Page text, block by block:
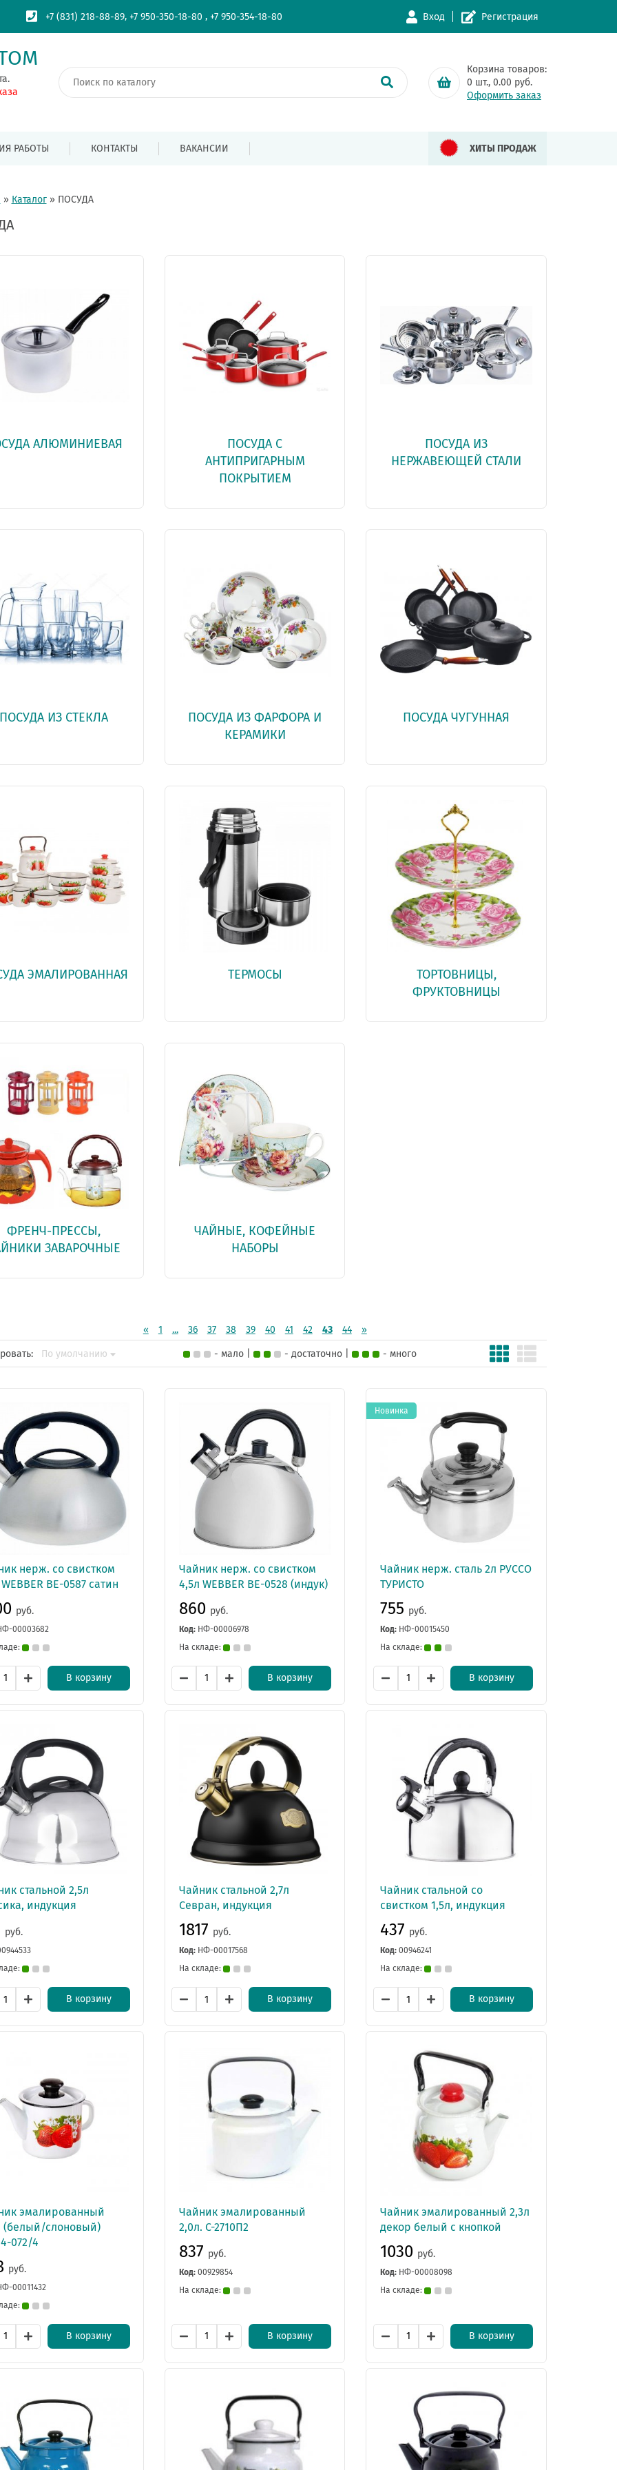
+7 (831) 218-88-89,+7 950-350-18-80 ,+7 950-354-18-80 Вход Регистрация
Корзина товаров:
0 шт., 0.00 руб.
Оформить заказ
РАБОТЫ КОНТАКТЫ ВАКАНСИИ ХИТЫ ПРОДАЖ
» Каталог» ПОСУДА
АЛЮМИНИЕВАЯ
ПОСУДА С
АНТИПРИГАРНЫМ
ПОКРЫТИЕМ
ПОСУДА ИЗ
НЕРЖАВЕЮЩЕЙ СТАЛИ
ИЗ СТЕКЛА
ПОСУДА ИЗ ФАРФОРА И
КЕРАМИКИ
ПОСУДА ЧУГУННАЯ
ЭМАЛИРОВАННАЯ ТЕРМОСЫ
ТОРТОВНИЦЫ,
ФРУКТОВНИЦЫ
ФРЕНЧ-ПРЕССЫ,
ЗАВАРОЧНЫЕ
ЧАЙНЫЕ, КОФЕЙНЫЕ
НАБОРЫ
« 1 ... 36 37 38 39 40 41 42 43 44 »
По умолчанию - мало | - достаточно | - много
нерж. со свистком
BE-0587 сатин
руб.
00003682
В корзину
Чайник нерж. со свистком
4,5л WEBBER BE-0528 (индук)
860 руб.
Код: НФ-00006978
На складе:
В корзину
Чайник нерж. сталь 2л РУССО
ТУРИСТО
755 руб.
Код: НФ-00015450
На складе:
Новинка
В корзину
стальной 2,5л
индукция
руб.
В корзину
Чайник стальной 2,7л
Севран, индукция
1817 руб.
Код: НФ-00017568
На складе:
В корзину
Чайник стальной со
свистком 1,5л, индукция
437 руб.
Код:00946241
На складе:
В корзину
эмалированный
(белый/слоновый)
072/4
руб.
00011432
В корзину
Чайник эмалированный
2,0л. С-2710П2
837 руб.
Код: 00929854
На складе:
В корзину
Чайник эмалированный 2,3л
декор белый с кнопкой
1030 руб.
Код: НФ-00008098
На складе:
В корзину